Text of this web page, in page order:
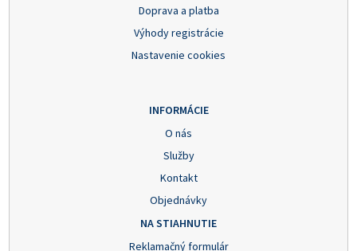
Doprava a platba
Výhody registrácie
Nastavenie cookies
INFORMÁCIE
O nás
Služby
Kontakt
Objednávky
NA STIAHNUTIE
Reklamačný formulár